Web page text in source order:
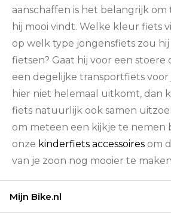
aanschaffen is het belangrijk
hij mooi vindt. Welke kleur fiets
op welk type jongensfiets zou
fietsen? Gaat hij voor een stoere
een degelijke transportfiets voor
hier niet helemaal uitkomt, dan
fiets natuurlijk ook samen
om meteen een kijkje te nemen
onze kinderfiets accessoires om
van je zoon nog mooier te
Mijn Bike.nl